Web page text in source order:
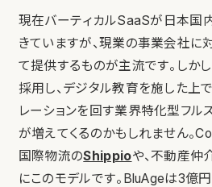
現在バーティカルSaaSが日本国
きていますが、現業の事業会社に
て提供するものが主流です。しか
採用し、デジタル教育を施した上
レーションを回す業界特化型フル
が増えてくるのかもしれません。
国際物流のShippioや、不動産仲
にこのモデルです。BluAgeは3億